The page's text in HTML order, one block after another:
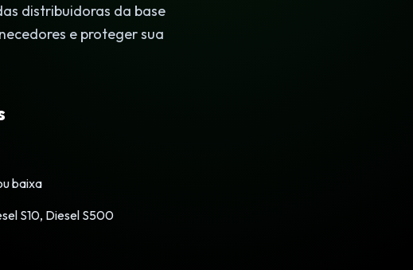
distribuidoras da base
e proteger sua
baixa
S10, Diesel S500